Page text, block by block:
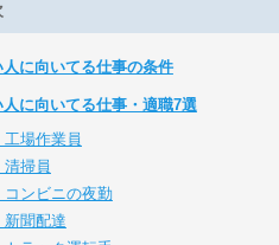
に向いてる仕事の条件
に向いてる仕事・適職7選
場作業員
清掃員
コンビニの夜勤
新聞配達